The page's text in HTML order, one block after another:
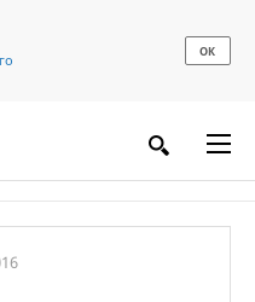
ОК